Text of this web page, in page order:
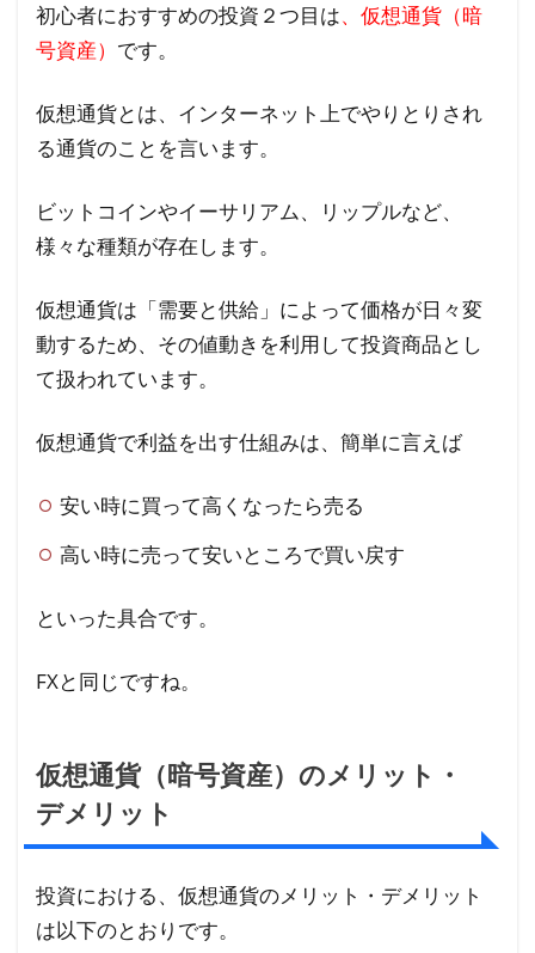
初心者におすすめの投資２つ目は、仮想通貨（暗
号資産） です。
仮想通貨とは、インターネット上でやりとりされ
る通貨のことを言います。
ビットコインやイーサリアム、リップルなど、
様々な種類が存在します。
仮想通貨は「需要と供給」によって価格が日々変
動するため、その値動きを利用して投資商品とし
て扱われています。
仮想通貨で利益を出す仕組みは、簡単に言えば
安い時に買って高くなったら売る
高い時に売って安いところで買い戻す
といった具合です。
FXと同じですね。
仮想通貨（暗号資産）のメリット・
デメリット
投資における、仮想通貨のメリット・デメリット
は以下のとおりです。